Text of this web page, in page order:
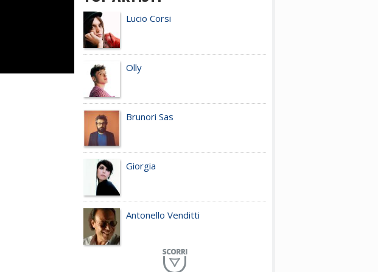
Lucio Corsi
Olly
Brunori Sas
Giorgia
Antonello Venditti
Planet Funk